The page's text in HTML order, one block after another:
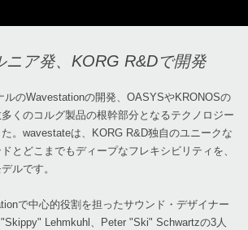
ニア発、KORG R&Dで開発
ルのWavestationの開発、OASYSやKRONOSの
くのコルグ製品の根幹部分となるテクノロジー
。wavestateは、KORG R&D独自のユニークな
とどこまでもディープなフレキシビリティを、
ルです。
で中心的役割を担ったサウンド・デザイナー
Lehmkuhl、Peter "Ski" Schwartzの3人